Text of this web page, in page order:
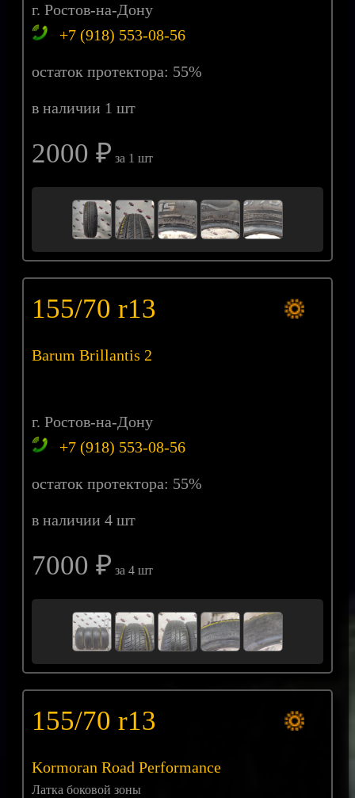
г. Ростов-на-Дону
+7 (918) 553-08-56
остаток протектора: 55%
в наличии 1 шт
2000 ₽ за 1 шт
155/70 r13
Barum Brillantis 2
г. Ростов-на-Дону
+7 (918) 553-08-56
остаток протектора: 55%
в наличии 4 шт
7000 ₽ за 4 шт
155/70 r13
Kormoran Road Performance
Латка боковой зоны